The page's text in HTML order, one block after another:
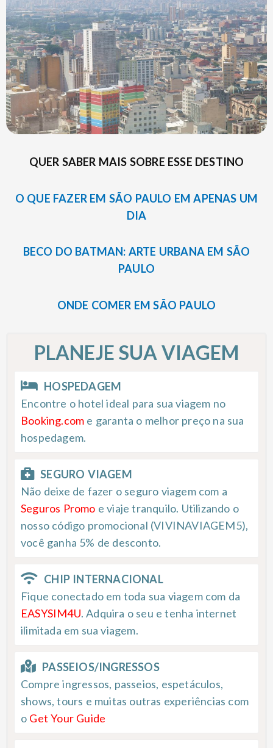
QUER SABER MAIS SOBRE ESSE DESTINO
O QUE FAZER EM SÃO PAULO EM APENAS UM
DIA
BECO DO BATMAN: ARTE URBANA EM SÃO
PAULO
ONDE COMER EM SÃO PAULO
PLANEJE SUA VIAGEM
HOSPEDAGEM
Encontre o hotel ideal para sua viagem no
Booking.com e garanta o melhor preço na sua
hospedagem.
SEGURO VIAGEM
Não deixe de fazer o seguro viagem com a
Seguros Promo e viaje tranquilo. Utilizando o
nosso código promocional (VIVINAVIAGEM5),
você ganha 5% de desconto.
CHIP INTERNACIONAL
Fique conectado em toda sua viagem com da
EASYSIM4U. Adquira o seu e tenha internet
ilimitada em sua viagem.
PASSEIOS/INGRESSOS
Compre ingressos, passeios, espetáculos,
shows, tours e muitas outras experiências com
o Get Your Guide